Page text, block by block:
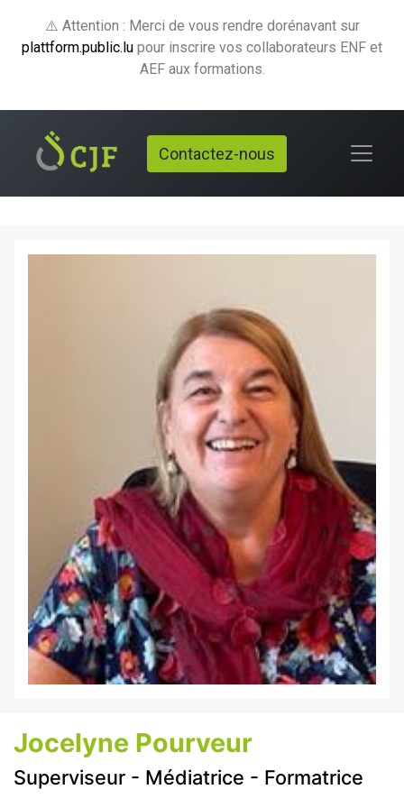
⚠️ Attention : Merci de vous rendre dorénavant sur
plattform.public.lu pour inscrire vos collaborateurs ENF et
AEF aux formations.
Contactez-nous
Jocelyne Pourveur
Superviseur - Médiatrice - Formatrice